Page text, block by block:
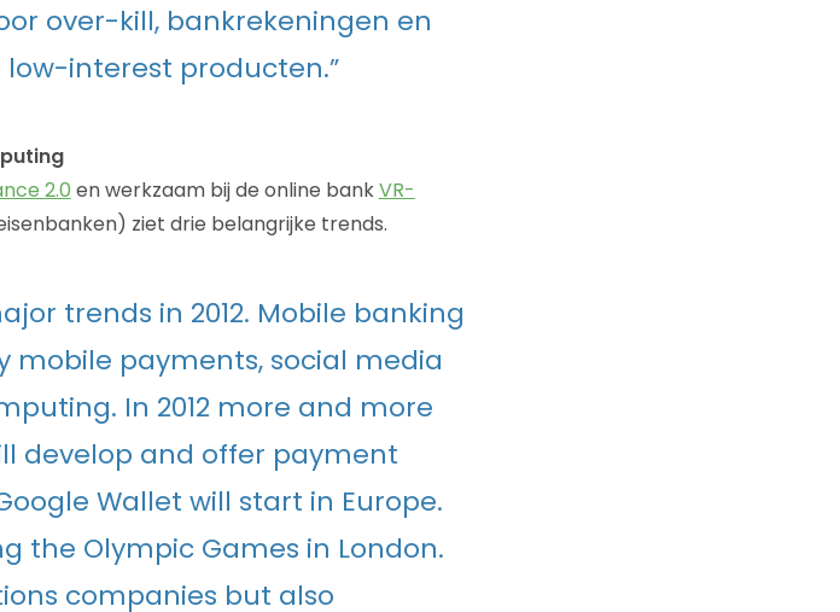
over-kill, bankrekeningen en
interest producten.”
2.0 en werkzaam bij de online bankVR-
ziet drie belangrijke trends.
trends in 2012. Mobile banking
mobile payments, social media
In 2012 more and more
develop and offer payment
Wallet will start in Europe.
the Olympic Games in London.
companies but also